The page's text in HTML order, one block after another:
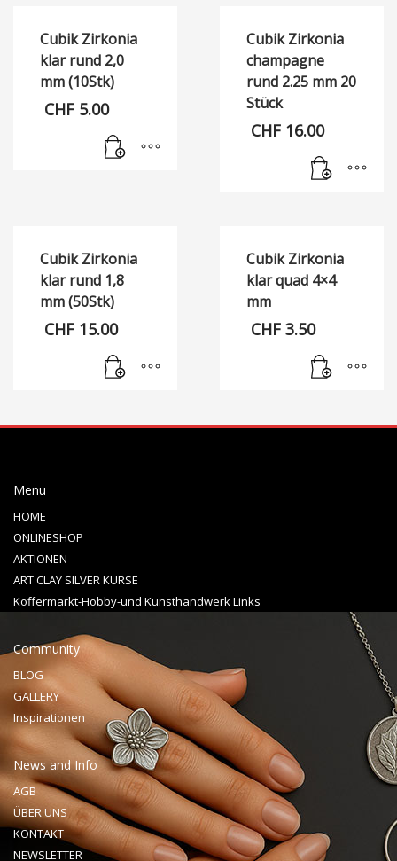
Cubik Zirkonia
klar rund 2,0
mm (10Stk)
CHF 5.00
Cubik Zirkonia
champagne
rund 2.25 mm 20
Stück
CHF16.00
Cubik Zirkonia
klar rund 1,8
mm (50Stk)
CHF 15.00
Cubik Zirkonia
klar quad 4×4
mm
CHF3.50
Menu
HOME
ONLINESHOP
AKTIONEN
ART CLAY SILVER KURSE
Koffermarkt-Hobby-und Kunsthandwerk Links
Community
BLOG
GALLERY
Inspirationen
News and Info
AGB
ÜBER UNS
KONTAKT
NEWSLETTER